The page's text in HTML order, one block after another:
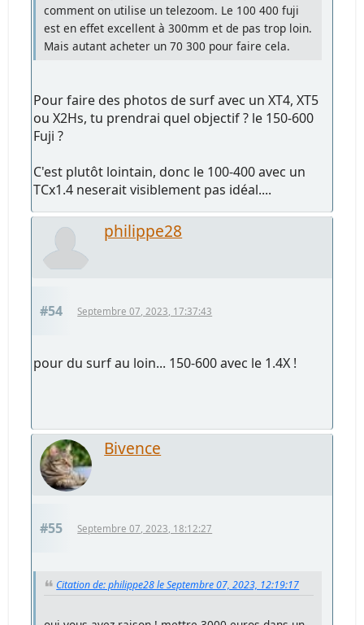
comment on utilise un telezoom. Le 100 400 fuji
est en effet excellent à 300mm et de pas trop loin.
Mais autant acheter un 70 300 pour faire cela.
Pour faire des photos de surf avec un XT4, XT5
ou X2Hs, tu prendrai quel objectif ? le 150-600
Fuji ?
C'est plutôt lointain, donc le 100-400 avec un
TCx1.4 neserait visiblement pas idéal....
philippe28
#54 Septembre 07, 2023, 17:37:43
pour du surf au loin... 150-600 avec le 1.4X !
Bivence
#55 Septembre 07, 2023, 18:12:27
Citation de: philippe28 le Septembre 07, 2023, 12:19:17